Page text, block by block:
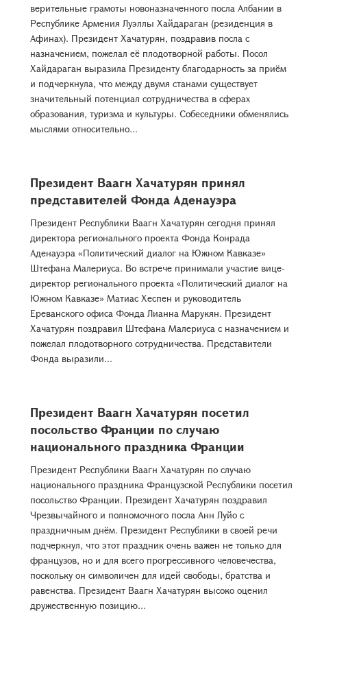
верительные грамоты новоназначенного посла Албании в
Республике Армения Луэллы Хайдараган (резиденция в
Афинах). Президент Хачатурян, поздравив посла с
назначением, пожелал её плодотворной работы. Посол
Хайдараган выразила Президенту благодарность за приём
и подчеркнула, что между двумя станами существует
значительный потенциал сотрудничества в сферах
образования, туризма и культуры. Собеседники обменялись
мыслями относительно...
Президент Ваагн Хачатурян принял
представителей Фонда Аденауэра
Президент Республики Ваагн Хачатурян сегодня принял
директора регионального проекта Фонда Конрада
Аденауэра «Политический диалог на Южном Кавказе»
Штефана Малериуса. Во встрече принимали участие вице-
директор регионального проекта «Политический диалог на
Южном Кавказе» Матиас Хеспен и руководитель
Ереванского офиса Фонда Лианна Марукян. Президент
Хачатурян поздравил Штефана Малериуса с назначением и
пожелал плодотворного сотрудничества. Представители
Фонда выразили...
Президент Ваагн Хачатурян посетил
посольство Франции по случаю
национального праздника Франции
Президент Республики Ваагн Хачатурян по случаю
национального праздника Французской Республики посетил
посольство Франции. Президент Хачатурян поздравил
Чрезвычайного и полномочного посла Анн Луйо с
праздничным днём. Президент Республики в своей речи
подчеркнул, что этот праздник очень важен не только для
французов, но и для всего прогрессивного человечества,
поскольку он символичен для идей свободы, братства и
равенства. Президент Ваагн Хачатурян высоко оценил
дружественную позицию...